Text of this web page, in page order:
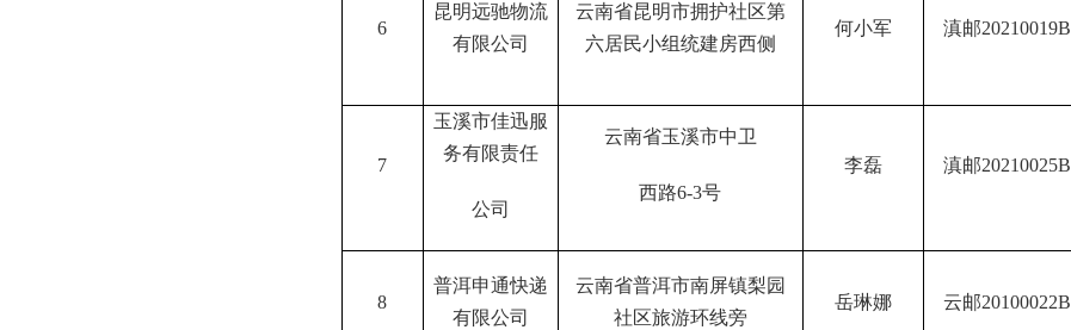
6
昆明远驰物流
有限公司
云南省昆明市拥护社区第
六居民小组统建房西侧
何小军 滇邮20210019B
7
玉溪市佳迅服
务有限责任
公司
云南省玉溪市中卫
西路6-3号
李磊 滇邮20210025B
8
普洱申通快递
有限公司
云南省普洱市南屏镇梨园
社区旅游环线旁
岳琳娜 云邮20100022B